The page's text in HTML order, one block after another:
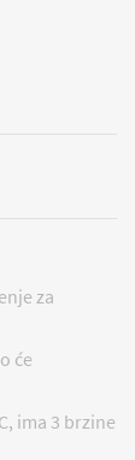
za
će
ima 3 brzine